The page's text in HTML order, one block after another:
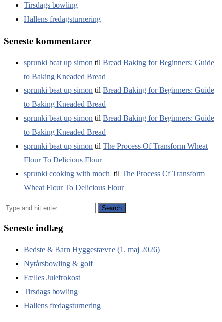
Tirsdags bowling
Hallens fredagsturnering
Seneste kommentarer
sprunki beat up simon til Bread Baking for Beginners: Guide
to Baking Kneaded Bread
sprunki beat up simon til Bread Baking for Beginners: Guide
to Baking Kneaded Bread
sprunki beat up simon til Bread Baking for Beginners: Guide
to Baking Kneaded Bread
sprunki beat up simon til The Process Of Transform Wheat
Flour To Delicious Flour
sprunki cooking with moch! til The Process Of Transform
Wheat Flour To Delicious Flour
Seneste indlæg
Bedste & Barn Hyggestævne (1. maj 2026)
Nytårsbowling & golf
Fælles Julefrokost
Tirsdags bowling
Hallens fredagsturnering